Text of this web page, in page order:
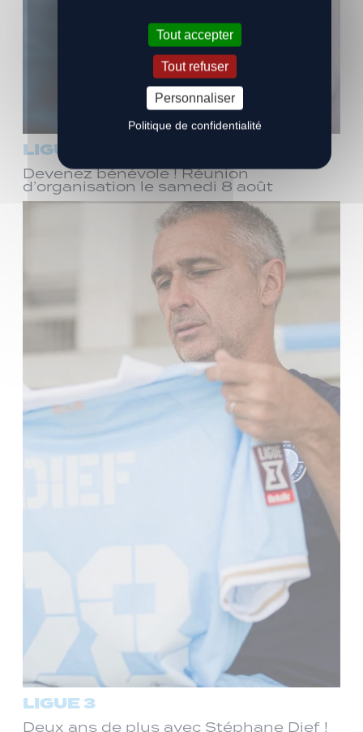
LIGUE 3
Devenez bénévole ! Réunion
d’organisation le samedi 8 août
LIGUE 3
Deux ans de plus avec Stéphane Dief !
Tout accepter
Tout refuser
Personnaliser
Politique de confidentialité